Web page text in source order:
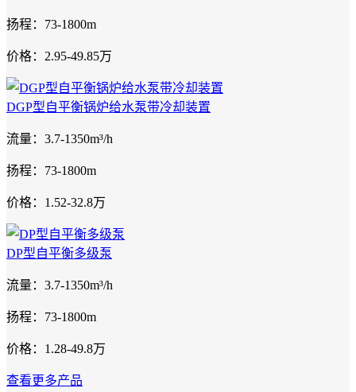
扬程：73-1800m
价格：2.95-49.85万
DGP型自平衡锅炉给水泵带冷却装置
流量：3.7-1350m³/h
扬程：73-1800m
价格：1.52-32.8万
DP型自平衡多级泵
流量：3.7-1350m³/h
扬程：73-1800m
价格：1.28-49.8万
查看更多产品